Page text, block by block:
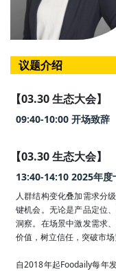
议题介绍
【03.30 生态大会】
09:40-10:00 开场致辞
【03.30 生态大会】
13:40-14:10 2025年
人群结构变化叠加需求分
键机会。无论是产品定位
洞察。在场景中激发需求
价值，树立信任，突破市场
自2018年起Foodaily每年